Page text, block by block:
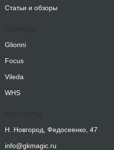
Статьи и обзоры
Glionni
Focus
Vileda
WHS
Н. Новгород, Федосеенко, 47
info@gkmagic.ru